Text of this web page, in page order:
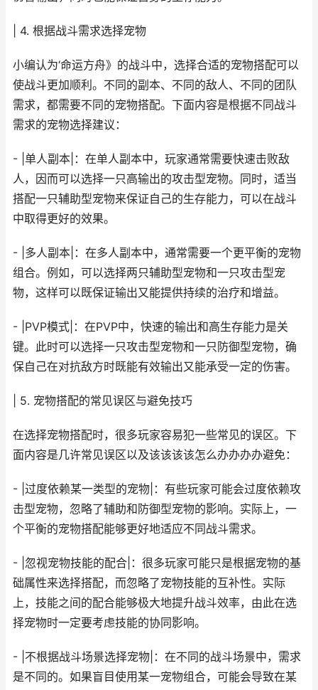
| 4. 根据战斗需求选择宠物
小编认为‘命运方舟》的战斗中，选择合适的宠物搭配可以
使战斗更加顺利。不同的副本、不同的敌人、不同的团队
需求，都需要不同的宠物搭配。下面内容是根据不同战斗
需求的宠物选择建议：
- |单人副本|：在单人副本中，玩家通常需要快速击败敌
人，因而可以选择一只高输出的攻击型宠物。同时，适当
搭配一只辅助型宠物来保证自己的生存能力，可以在战斗
中取得更好的效果。
- |多人副本|：在多人副本中，通常需要一个更平衡的宠物
组合。例如，可以选择两只辅助型宠物和一只攻击型宠
物，这样可以既保证输出又能提供持续的治疗和增益。
- |PVP模式|：在PVP中，快速的输出和高生存能力是关
键。此时可以选择一只攻击型宠物和一只防御型宠物，确
保自己在对抗敌方时既能有效输出又能承受一定的伤害。
| 5. 宠物搭配的常见误区与避免技巧
在选择宠物搭配时，很多玩家容易犯一些常见的误区。下
面内容是几许常见误区以及该该该该怎么办办办办避免：
- |过度依赖某一类型的宠物|：有些玩家可能会过度依赖攻
击型宠物，忽略了辅助和防御型宠物的影响。实际上，一
个平衡的宠物搭配能够更好地适应不同战斗需求。
- |忽视宠物技能的配合|：很多玩家可能只是根据宠物的基
础属性来选择搭配，而忽略了宠物技能的互补性。实际
上，技能之间的配合能够极大地提升战斗效率，由此在选
择宠物时一定要考虑技能的协同影响。
- |不根据战斗场景选择宠物|：在不同的战斗场景中，需求
是不同的。如果盲目使用某一宠物组合，可能会导致在某